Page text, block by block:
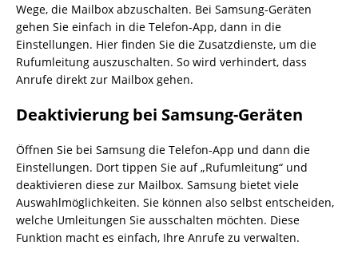
Wege, die Mailbox abzuschalten. Bei Samsung-Geräten
gehen Sie einfach in die Telefon-App, dann in die
Einstellungen. Hier finden Sie die Zusatzdienste, um die
Rufumleitung auszuschalten. So wird verhindert, dass
Anrufe direkt zur Mailbox gehen.
Deaktivierung bei Samsung-Geräten
Öffnen Sie bei Samsung die Telefon-App und dann die
Einstellungen. Dort tippen Sie auf „Rufumleitung“ und
deaktivieren diese zur Mailbox. Samsung bietet viele
Auswahlmöglichkeiten. Sie können also selbst entscheiden,
welche Umleitungen Sie ausschalten möchten. Diese
Funktion macht es einfach, Ihre Anrufe zu verwalten.